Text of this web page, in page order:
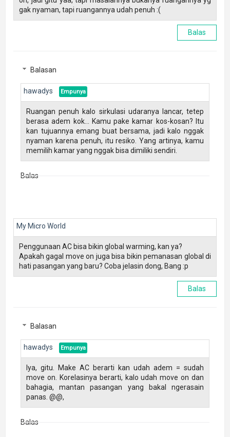
gak nyaman, tapi ruangannya udah penuh :(
Balas
Balasan
hawadys
Ruangan penuh kalo sirkulasi udaranya lancar, tetep
berasa adem kok... Kamu pake kamar kos-kosan? Itu
kan tujuannya emang buat bersama, jadi kalo nggak
nyaman karena penuh, itu resiko. Yang artinya, kamu
memilih kamar yang nggak bisa dimiliki sendiri.
Balas
My Micro World
Penggunaan AC bisa bikin global warming, kan ya?
Apakah gagal move on juga bisa bikin pemanasan global di
hati pasangan yang baru? Coba jelasin dong, Bang :p
Balas
Balasan
hawadys
Iya, gitu. Make AC berarti kan udah adem = sudah
move on. Korelasinya berarti, kalo udah move on dan
bahagia, mantan pasangan yang bakal ngerasain
panas. @@,
Balas